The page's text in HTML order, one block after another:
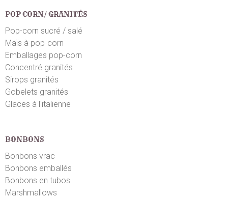
POP CORN/ GRANITÉS
Pop-corn sucré / salé
Maïs à pop-corn
Emballages pop-corn
Concentré granités
Sirops granités
Gobelets granités
Glaces à l'italienne
BONBONS
Bonbons vrac
Bonbons emballés
Bonbons en tubos
Marshmallows